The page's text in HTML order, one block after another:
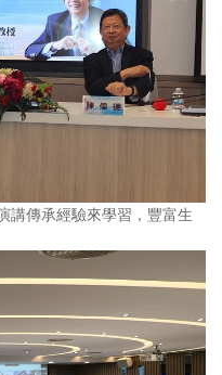
講傳承經驗來學習，豐富生